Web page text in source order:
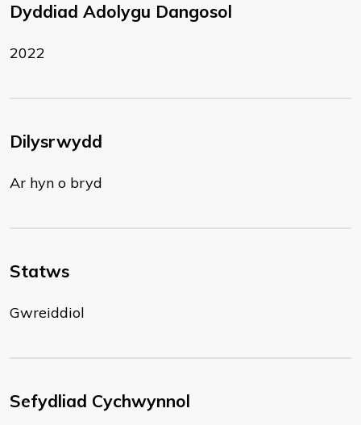
Dyddiad Adolygu Dangosol
2022
Dilysrwydd
Ar hyn o bryd
Statws
Gwreiddiol
Sefydliad Cychwynnol